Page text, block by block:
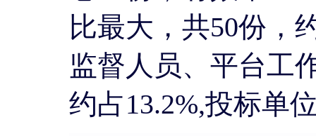
比最大，共50份，
监督人员、平台工
约占13.2%,投标单